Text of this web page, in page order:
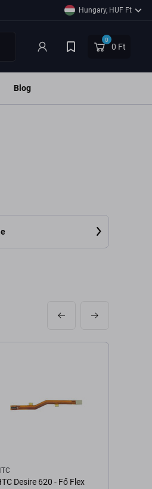
Hungary, HUF Ft
0
0 Ft
Blog
Desire 620 - Fő Flex